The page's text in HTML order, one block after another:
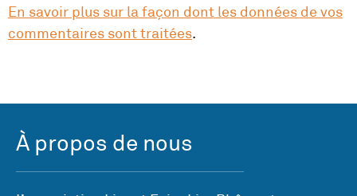
En savoir plus sur la façon dont les données de vos
commentaires sont traitées.
À propos de nous